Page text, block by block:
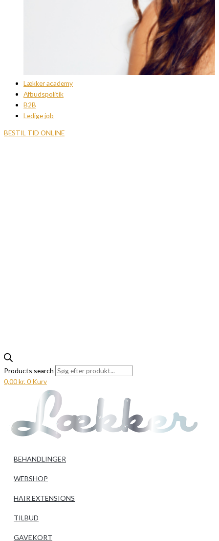
Lækker academy
Afbudspolitik
B2B
Ledige job
BESTIL TID ONLINE
Products search
0,00kr.0 Kurv
BEHANDLINGER
WEBSHOP
HAIR EXTENSIONS
TILBUD
GAVEKORT